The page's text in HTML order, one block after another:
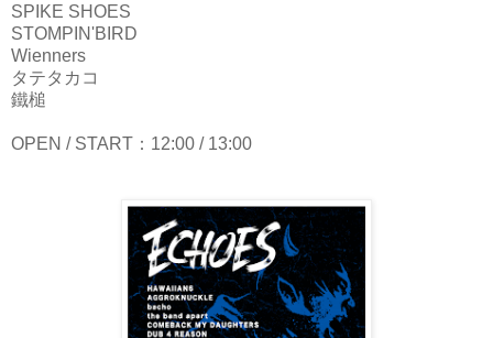
SPIKE SHOES
STOMPIN'BIRD
Wienners
タテタカコ
鐵槌
OPEN / START：12:00 / 13:00